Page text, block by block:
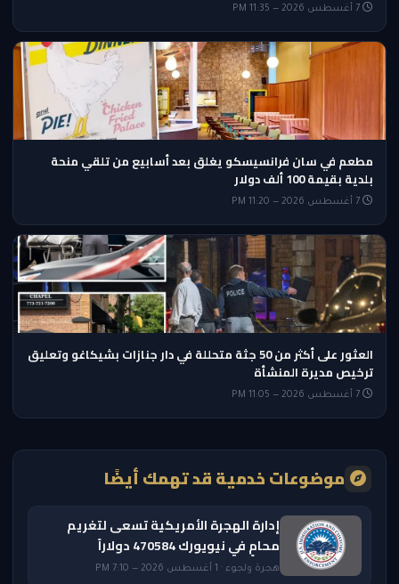
مطعم في سان فرانسيسكو يغلق بعد أسابيع من تلقي منحة
بلدية بقيمة 100 ألف دولار
العثور على أكثر من 50 جثة متحللة في دار جنازات بشيكاغو وتعليق
ترخيص مديرة المنشأة
موضوعات خدمية قد تهمك أيضًا
إدارة الهجرة الأمريكية تسعى لتغريم
محامٍ في نيويورك 470584 دولاراً
هجرة ولجوء · 1 أغسطس 2026 — 7:10 PM